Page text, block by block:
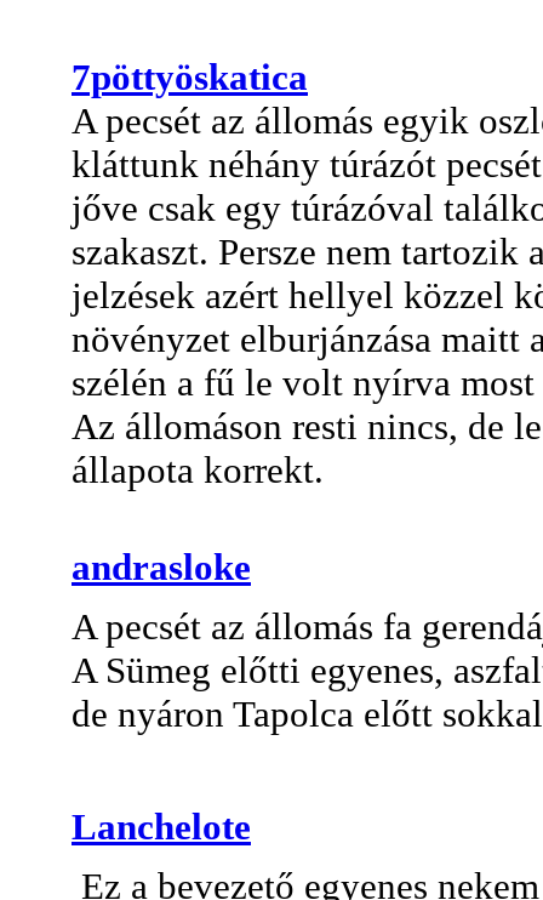
7pöttyöskatica
A pecsét az állomás egyik
kláttunk néhány túrázót
jőve csak egy túrázóval
szakaszt. Persze nem tartozik
jelzések azért hellyel közzel
növényzet elburjánzása maitt
szélén a fű le volt nyírva
Az állomáson resti nincs, de
állapota korrekt.
andrasloke
A pecsét az állomás fa
A Sümeg előtti egyenes,
de nyáron Tapolca előtt
Lanchelote
Ez a bevezető egyenes